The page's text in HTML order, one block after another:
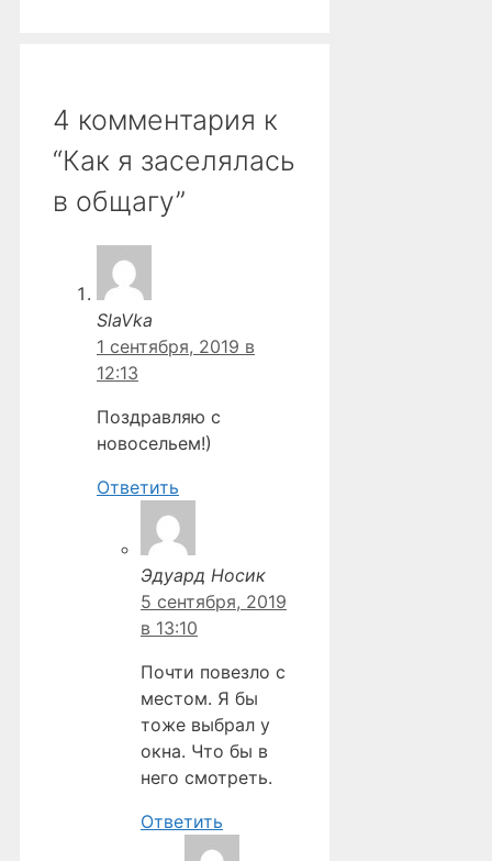
4 комментария к
“Как я заселялась
в общагу”
SlaVka
1 сентября, 2019 в
12:13
Поздравляю с
новосельем!)
Ответить
Эдуард Носик
5 сентября, 2019
в 13:10
Почти повезло с
местом. Я бы
тоже выбрал у
окна. Что бы в
него смотреть.
Ответить